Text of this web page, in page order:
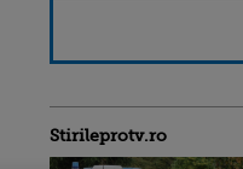
Stirileprotv.ro